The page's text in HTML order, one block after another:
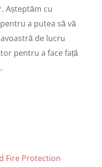
. Așteptăm cu
a putea să vă
de lucru
pentru a face față
Fire Protection